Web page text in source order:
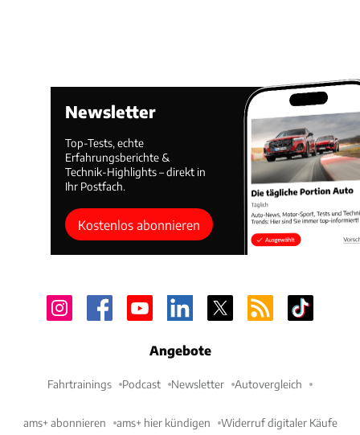
Newsletter
Top-Tests, echte
Erfahrungsberichte &
Technik-Highlights – direkt in
Ihr Postfach.
Kostenlos abonnieren
Angebote
Fahrtrainings Podcast Newsletter Autovergleich
ams+ abonnieren ams+ hier kündigen Widerruf digitaler Käufe